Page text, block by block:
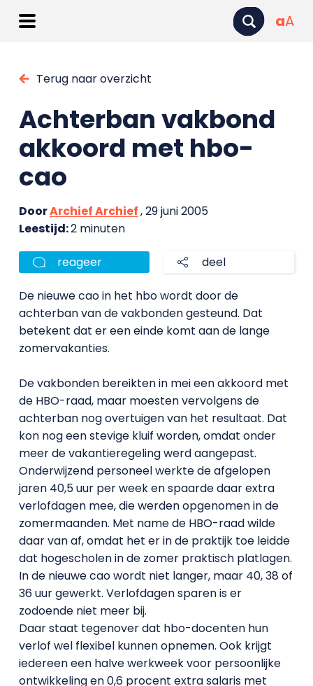
aA
Terug naar overzicht
Achterban vakbond
akkoord met hbo-
cao
DoorArchief Archief, 29 juni 2005
Leestijd:2 minuten
reageer deel
De nieuwe cao in het hbo wordt door de
achterban van de vakbonden gesteund. Dat
betekent dat er een einde komt aan de lange
zomervakanties.
De vakbonden bereikten in mei een akkoord met
de HBO-raad, maar moesten vervolgens de
achterban nog overtuigen van het resultaat. Dat
kon nog een stevige kluif worden, omdat onder
meer de vakantieregeling werd aangepast.
Onderwijzend personeel werkte de afgelopen
jaren 40,5 uur per week en spaarde daar extra
verlofdagen mee, die werden opgenomen in de
zomermaanden. Met name de HBO-raad wilde
daar van af, omdat het er in de praktijk toe leidde
dat hogescholen in de zomer praktisch platlagen.
In de nieuwe cao wordt niet langer, maar 40, 38 of
36 uur gewerkt. Verlofdagen sparen is er
zodoende niet meer bij.
Daar staat tegenover dat hbo-docenten hun
verlof wel flexibel kunnen opnemen. Ook krijgt
iedereen een halve werkweek voor persoonlijke
ontwikkeling en 0,6 procent extra salaris met